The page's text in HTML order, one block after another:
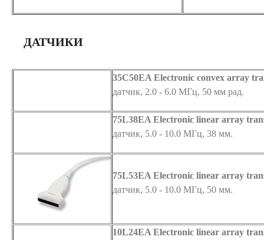
ДАТЧИКИ
35C50EA Electronic convex array
датчик, 2.0 - 6.0 МГц, 50 мм рад.
75L38EA Electronic linear array
датчик, 5.0 - 10.0 МГц, 38 мм.
75L53EA Electronic linear array
датчик, 5.0 - 10.0 МГц, 50 мм.
10L24EA Electronic linear array